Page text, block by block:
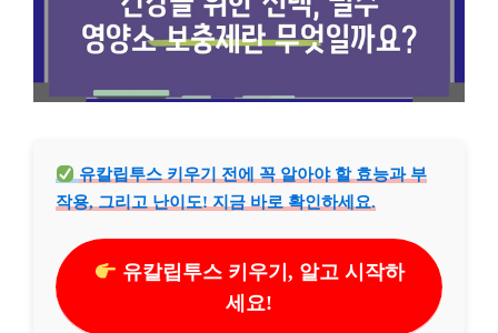
유칼립투스 키우기 전에 꼭 알아야 할 효능과 부
작용, 그리고 난이도! 지금 바로 확인하세요.
유칼립투스 키우기, 알고 시작하
세요!